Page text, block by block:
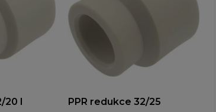
20 I PPR redukce 32/25